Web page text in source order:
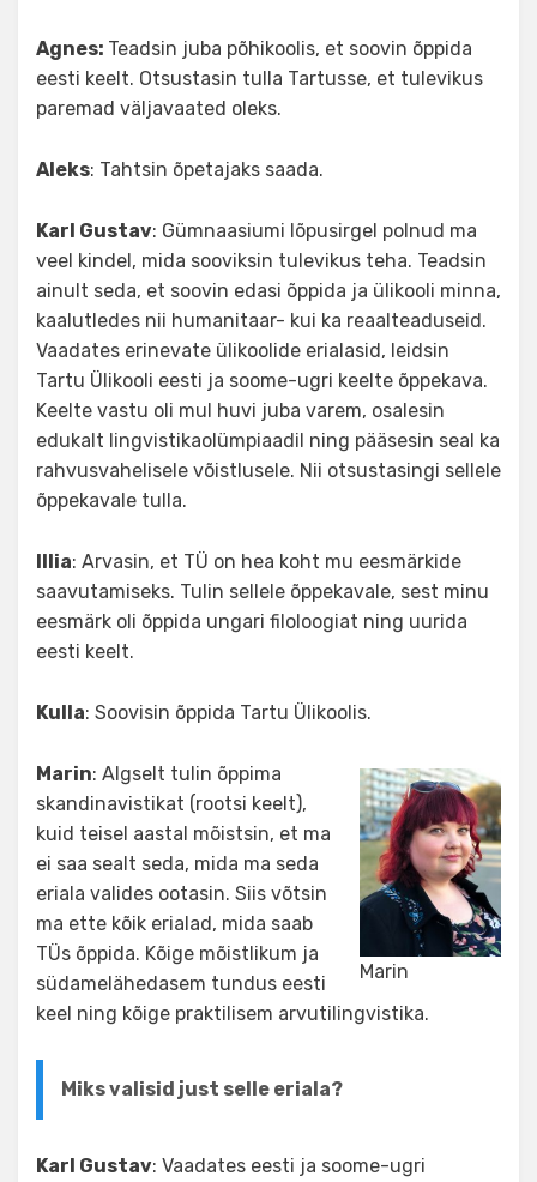
Agnes: Teadsin juba põhikoolis, et soovin õppida
eesti keelt. Otsustasin tulla Tartusse, et tulevikus
paremad väljavaated oleks.
Aleks: Tahtsin õpetajaks saada.
Karl Gustav: Gümnaasiumi lõpusirgel polnud ma
veel kindel, mida sooviksin tulevikus teha. Teadsin
ainult seda, et soovin edasi õppida ja ülikooli minna,
kaalutledes nii humanitaar- kui ka reaalteaduseid.
Vaadates erinevate ülikoolide erialasid, leidsin
Tartu Ülikooli eesti ja soome-ugri keelte õppekava.
Keelte vastu oli mul huvi juba varem, osalesin
edukalt lingvistikaolümpiaadil ning pääsesin seal ka
rahvusvahelisele võistlusele. Nii otsustasingi sellele
õppekavale tulla.
Illia: Arvasin, et TÜ on hea koht mu eesmärkide
saavutamiseks. Tulin sellele õppekavale, sest minu
eesmärk oli õppida ungari filoloogiat ning uurida
eesti keelt.
Kulla: Soovisin õppida Tartu Ülikoolis.
Marin
Marin: Algselt tulin õppima
skandinavistikat (rootsi keelt),
kuid teisel aastal mõistsin, et ma
ei saa sealt seda, mida ma seda
eriala valides ootasin. Siis võtsin
ma ette kõik erialad, mida saab
TÜs õppida. Kõige mõistlikum ja
südamelähedasem tundus eesti
keel ning kõige praktilisem arvutilingvistika.
Miks valisid just selle eriala?
Karl Gustav: Vaadates eesti ja soome-ugri